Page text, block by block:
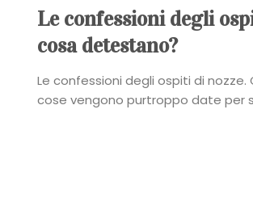
Meet
Planner
Le confessioni degli
cosa detestano?
Le confessioni degli ospiti di
cose vengono purtroppo date per